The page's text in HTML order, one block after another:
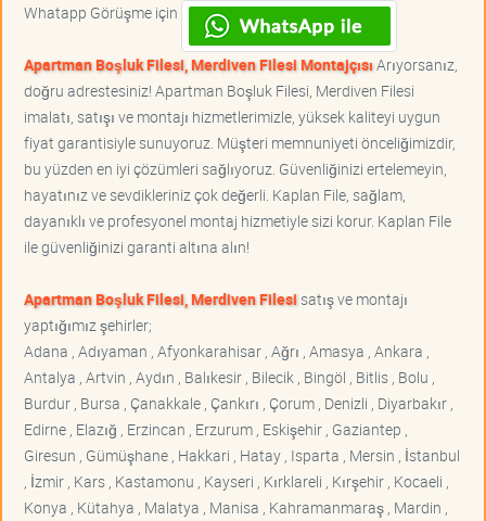
Whatapp Görüşme için
Apartman Boşluk Filesi, Merdiven Filesi MontajçısıArıyorsanız,
doğru adrestesiniz! Apartman Boşluk Filesi, Merdiven Filesi
imalatı, satışı ve montajı hizmetlerimizle, yüksek kaliteyi uygun
fiyat garantisiyle sunuyoruz. Müşteri memnuniyeti önceliğimizdir,
bu yüzden en iyi çözümleri sağlıyoruz. Güvenliğinizi ertelemeyin,
hayatınız ve sevdikleriniz çok değerli. Kaplan File, sağlam,
dayanıklı ve profesyonel montaj hizmetiyle sizi korur. Kaplan File
ile güvenliğinizi garanti altına alın!
Apartman Boşluk Filesi, Merdiven Filesisatış ve montajı
yaptığımız şehirler;
Adana , Adıyaman , Afyonkarahisar , Ağrı , Amasya , Ankara ,
Antalya , Artvin , Aydın , Balıkesir , Bilecik , Bingöl , Bitlis , Bolu ,
Burdur , Bursa , Çanakkale , Çankırı , Çorum , Denizli , Diyarbakır ,
Edirne , Elazığ , Erzincan , Erzurum , Eskişehir , Gaziantep ,
Giresun , Gümüşhane , Hakkari , Hatay , Isparta , Mersin , İstanbul
, İzmir , Kars , Kastamonu , Kayseri , Kırklareli , Kırşehir , Kocaeli ,
Konya , Kütahya , Malatya , Manisa , Kahramanmaraş , Mardin ,